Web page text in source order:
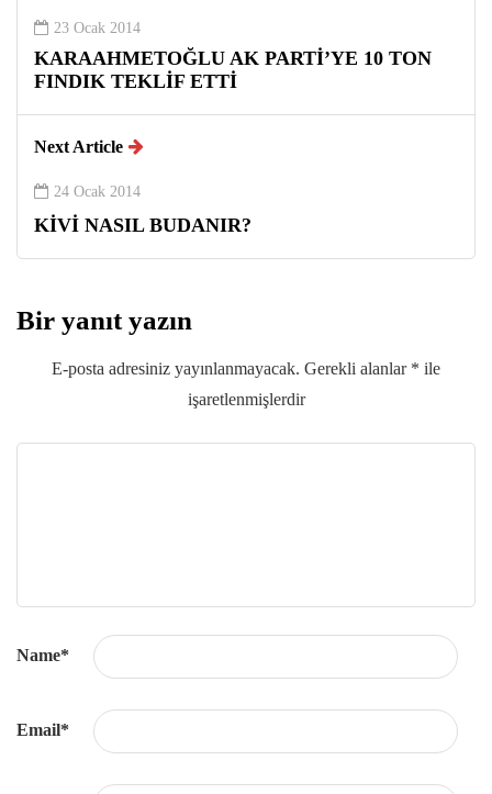
23 Ocak 2014
KARAAHMETOĞLU AK PARTİ’YE 10 TON
FINDIK TEKLİF ETTİ
Next Article
24 Ocak 2014
KİVİ NASIL BUDANIR?
Bir yanıt yazın
E-posta adresiniz yayınlanmayacak. Gerekli alanlar * ile
işaretlenmişlerdir
Name*
Email*